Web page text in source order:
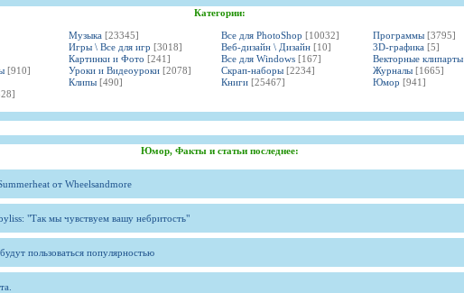
Категории:
Музыка [23345] Все для PhotoShop [10032] Программы [3795]
Игры \ Все для игр [3018] Веб-дизайн \ Дизайн [10] 3D-графика [5]
Картинки и Фото [241] Все для Windows [167] Векторные клипарты
[910] Уроки и Видеоуроки [2078] Скрап-наборы [2234] Журналы [1665]
Клипы [490] Книги [25467] Юмор [941]
Юмор, Факты и статьи последнее:
от Wheelsandmore
"Так мы чувствуем вашу небритость"
пользоваться популярностью